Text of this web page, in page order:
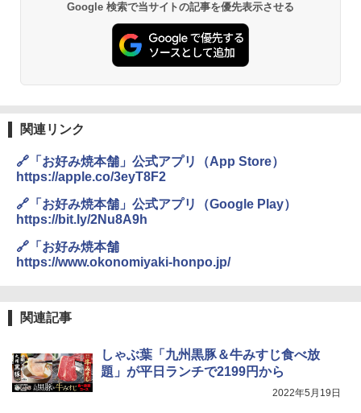
シャープ 過熱水蒸気 オーブンレンジ 26
L コンベクション 2段調理 ホワイト RE-
SS26B-W
￥32,800
高効率 15L 一人暮らし 二人暮らし スチ
ーム調理 フラットテーブル トースト機
能 自動メニュー33種 簡単お手入れ ブラ
ック YRZ-WF150TV(B)
￥26,130
らし ファミリー
Google 検索で当サイトの記事を優先表示させる
関連リンク
🔗「お好み焼本舗」公式アプリ（App Store）
https://apple.co/3eyT8F2
🔗「お好み焼本舗」公式アプリ（Google Play）
https://bit.ly/2Nu8A9h
🔗「お好み焼本舗
https://www.okonomiyaki-honpo.jp/
関連記事
しゃぶ葉「九州黒豚＆牛みすじ食べ放
題」が平日ランチで2199円から
2022年5月19日